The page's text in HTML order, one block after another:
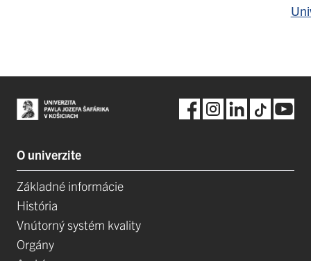
O univerzite
Základné informácie
História
Vnútorný systém kvality
Orgány